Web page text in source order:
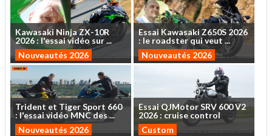
Kawasaki NinjaZX-10R
2026: l'essaividéo sur...
Nouveautés 2026
Essai Kawasaki Z650S 2026
: le roadsterquiveut ...
Nouveautés 2026
Trident et TigerSport 660
: l'essaividéo MNCdes...
Nouveautés 2026
EssaiQJMotorSRV 600V2
2026 : cruise control
Custom